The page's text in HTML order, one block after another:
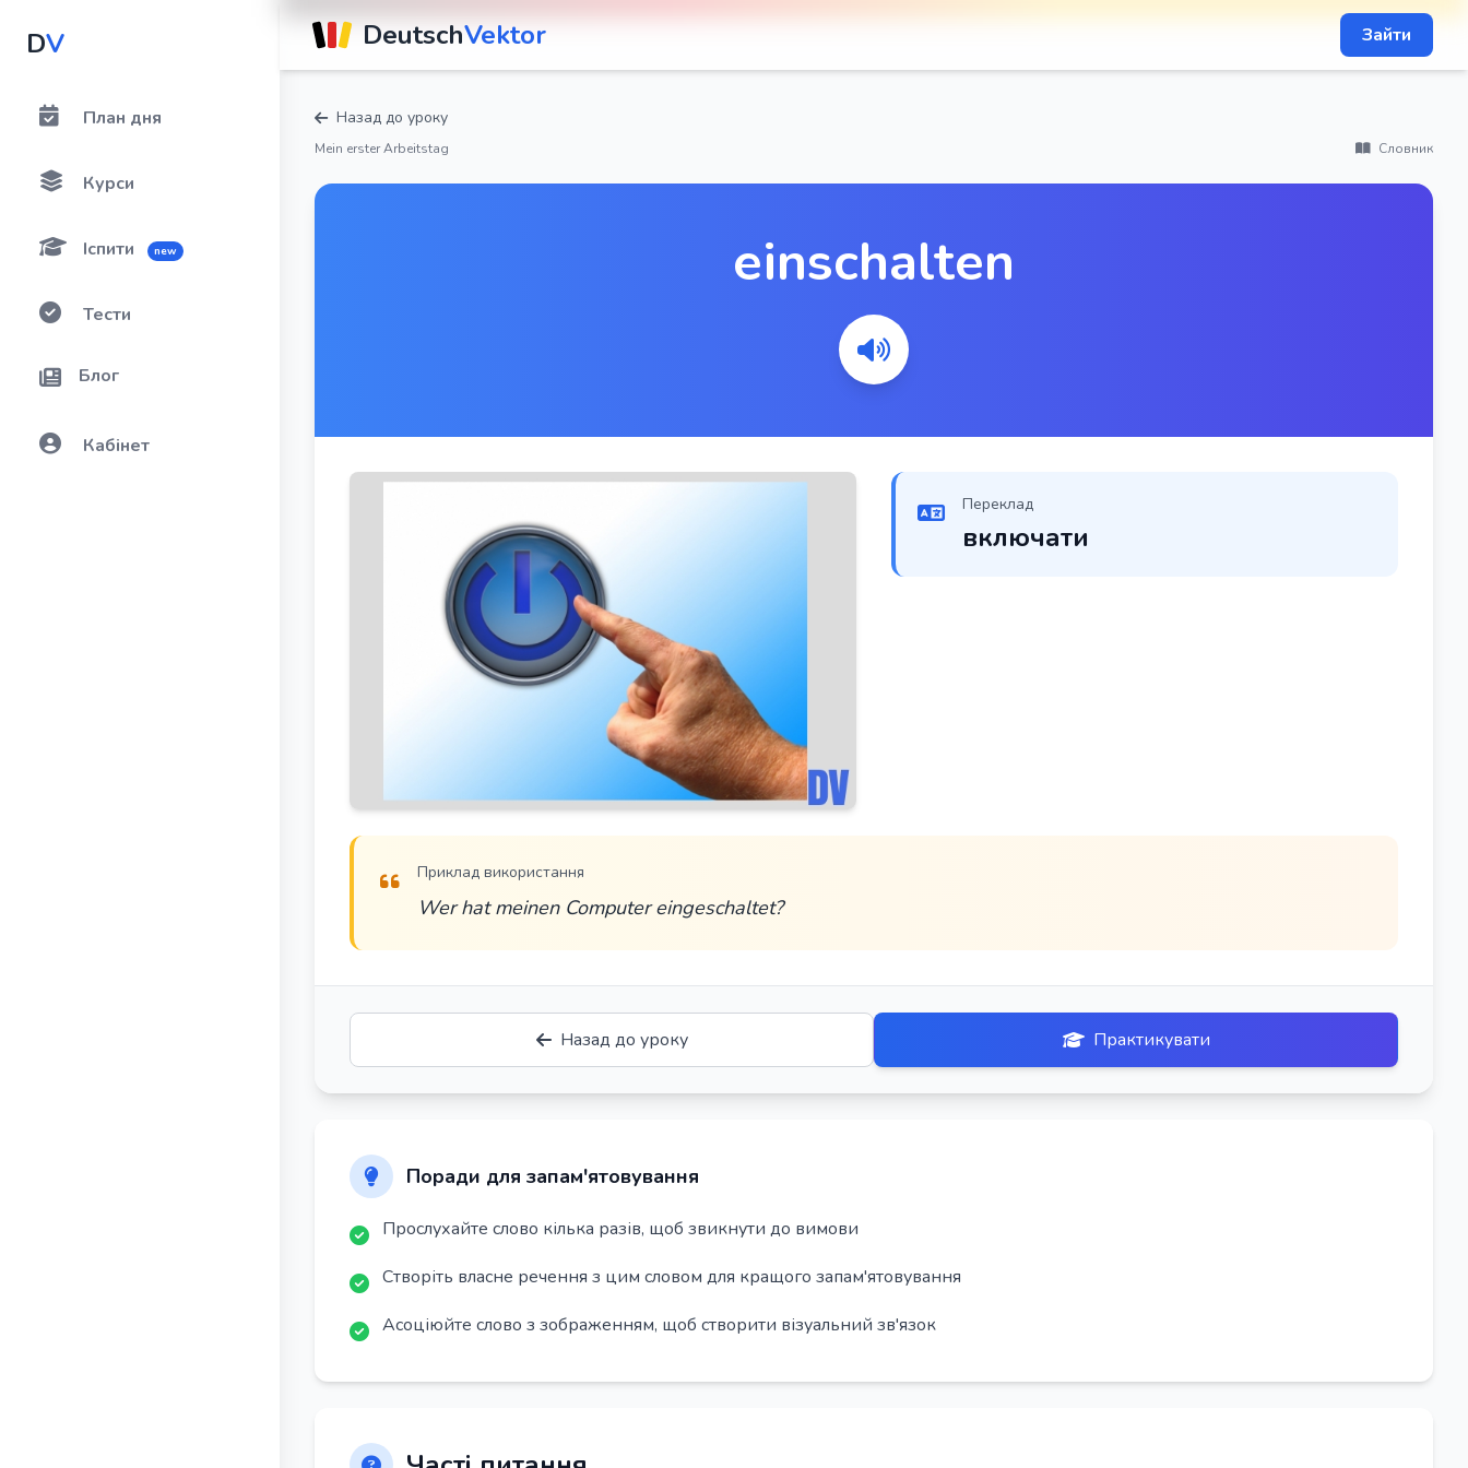
DV
План дня
Курси
Іспити new
Тести
Блог
Кабінет
DeutschVektor Зайти
Назад до уроку
Mein erster Arbeitstag Словник
einschalten
Переклад
включати
Приклад використання
Wer hat meinen Computer eingeschaltet?
Назад до уроку Практикувати
Поради для запам'ятовування
Прослухайте слово кілька разів, щоб звикнути до вимови
Створіть власне речення з цим словом для кращого запам'ятовування
Асоціюйте слово з зображенням, щоб створити візуальний зв'язок